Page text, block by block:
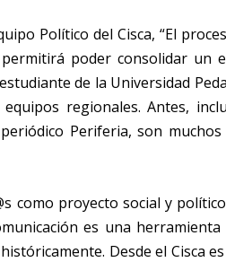
Político del Cisca, “El
poder consolidar un
de la Universidad
regionales. Antes,
Periferia, son
como proyecto social y
es una
Desde el Cisca